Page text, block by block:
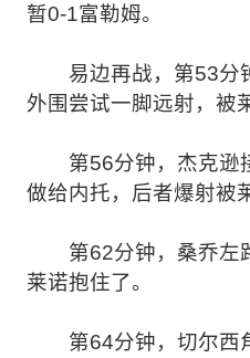
暂0-1富勒姆。
易边再战，第53分
外围尝试一脚远射，被
第56分钟，杰克逊
做给内托，后者爆射被
第62分钟，桑乔左
莱诺抱住了。
第64分钟，切尔西